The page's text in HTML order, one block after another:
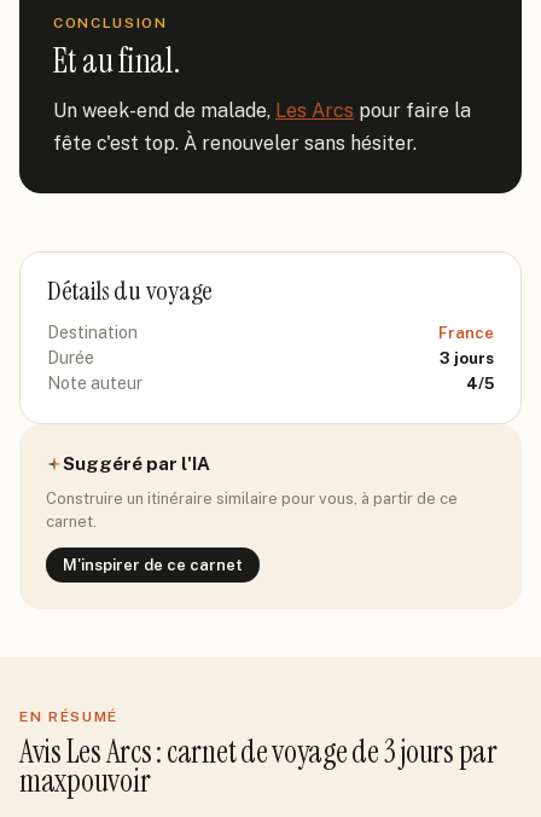
CONCLUSION
Et au final.
Un week-end de malade, Les Arcs pour faire la
fête c'est top. À renouveler sans hésiter.
Détails du voyage
Destination France
Durée 3 jours
Note auteur 4/5
Suggéré par l'IA
Construire un itinéraire similaire pour vous, à partir de ce
carnet.
M'inspirer de ce carnet
EN RÉSUMÉ
AvisLes Arcs: carnet de voyage de3jourspar
maxpouvoir